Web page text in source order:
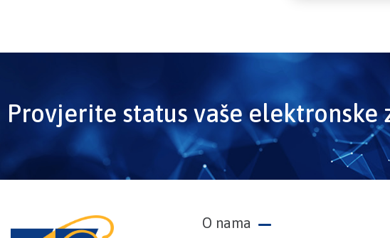
Provjerite status vaše elektronske
O nama